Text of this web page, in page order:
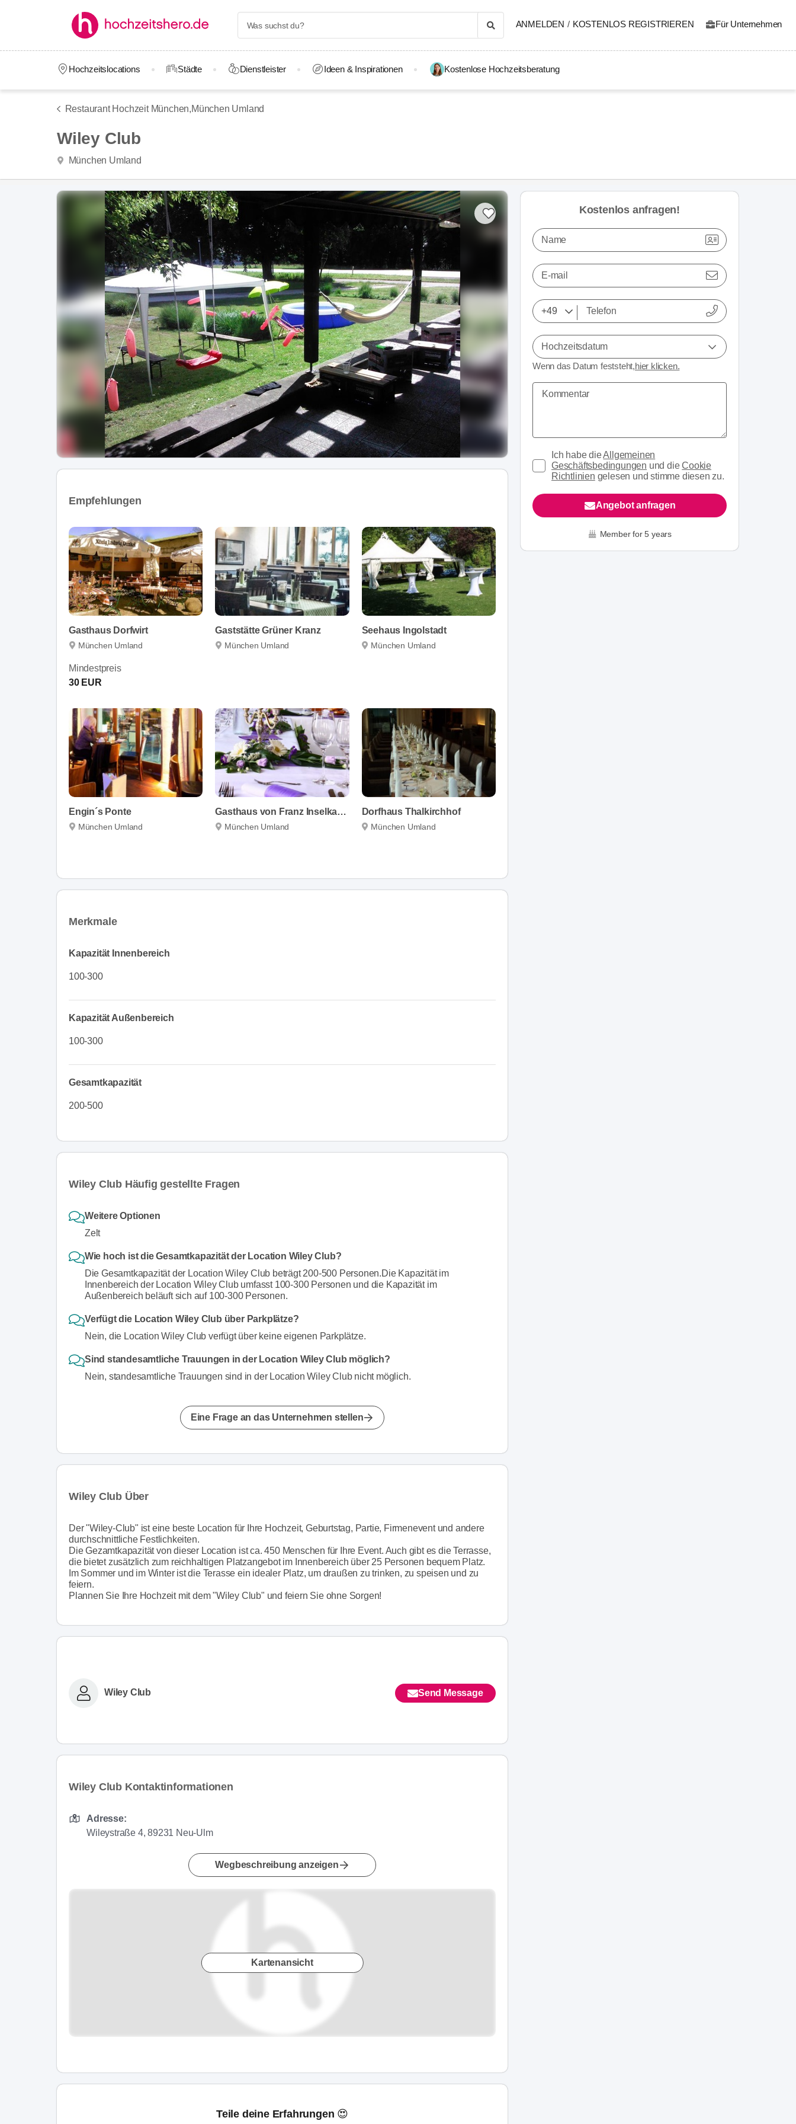
ANMELDEN / KOSTENLOS REGISTRIEREN Für Unternehmen
Hochzeitslocations Städte Dienstleister Ideen & Inspirationen Kostenlose Hochzeitsberatung
Restaurant Hochzeit München,München Umland
Wiley Club
München Umland
Empfehlungen
Gasthaus Dorfwirt
München Umland
Mindestpreis
30 EUR
Gaststätte Grüner Kranz
München Umland
Seehaus Ingolstadt
München Umland
Engin´s Ponte
München Umland
Gasthaus von Franz Inselkammer
München Umland
Dorfhaus Thalkirchhof
München Umland
Merkmale
Kapazität Innenbereich
100-300
Kapazität Außenbereich
100-300
Gesamtkapazität
200-500
Wiley Club Häufig gestellte Fragen
Weitere Optionen
Zelt
Wie hoch ist die Gesamtkapazität der Location Wiley Club?
Die Gesamtkapazität der Location Wiley Club beträgt 200-500 Personen.Die Kapazität im
Innenbereich der Location Wiley Club umfasst 100-300 Personen und die Kapazität im
Außenbereich beläuft sich auf 100-300 Personen.
Verfügt die Location Wiley Club über Parkplätze?
Nein, die Location Wiley Club verfügt über keine eigenen Parkplätze.
Sind standesamtliche Trauungen in der Location Wiley Club möglich?
Nein, standesamtliche Trauungen sind in der Location Wiley Club nicht möglich.
Eine Frage an das Unternehmen stellen
Wiley Club Über
Der "Wiley-Club" ist eine beste Location für Ihre Hochzeit, Geburtstag, Partie, Firmenevent und andere
durchschnittliche Festlichkeiten.
Die Gezamtkapazität von dieser Location ist ca. 450 Menschen für Ihre Event. Auch gibt es die Terrasse,
die bietet zusätzlich zum reichhaltigen Platzangebot im Innenbereich über 25 Personen bequem Platz.
Im Sommer und im Winter ist die Terasse ein idealer Platz, um draußen zu trinken, zu speisen und zu
feiern.
Plannen Sie Ihre Hochzeit mit dem "Wiley Club" und feiern Sie ohne Sorgen!
Wiley Club Send Message
Wiley Club Kontaktinformationen
Adresse:
Wileystraße 4, 89231 Neu-Ulm
Wegbeschreibung anzeigen
Kartenansicht
Teile deine Erfahrungen 😍
Kostenlos anfragen!
Name
E-mail
Hochzeitsdatum
Wenn das Datum feststeht,hier klicken.
Ich habe dieAllgemeinen
Geschäftsbedingungen und dieCookie
Richtlinien gelesen und stimme diesen zu.
Angebot anfragen
Member for 5 years